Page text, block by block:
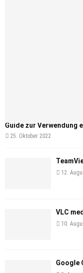
Guide zur Verwendung
25. Oktober 2022
12.
VLC
10.
Google